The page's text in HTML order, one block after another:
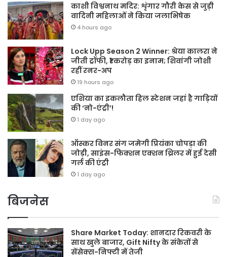
काशी विश्वनाथ मदिर: शृंगार गौरी केस से जुड़ी
वादिनी महिलाओं ने किया जलाभिषेक
4 hours ago
Lock Upp Season 2 Winner: श्रेया कालरा ने
जीती ट्रॉफी, ₹1 करोड़ का इनाम; शिवांगी जोशी
रहीं रनर-अप
19 hours ago
एशिया का इकलौता हिल स्टेशन जहां है गाड़ियों
की ‘नो-एंट्री’!
1 day ago
ऑस्कर विनर संग जमेगी प्रियंका चोपड़ा की
जोड़ी, साइंस-फिक्शन एक्शन थ्रिलर में हुई देसी
गर्ल की एंट्री
1 day ago
बिजनेस
Share Market Today: शानदार रिकवरी के
साथ खुले बाजार, Gift Nifty के संकेतों से
सेंसेक्स-निफ्टी में तेजी